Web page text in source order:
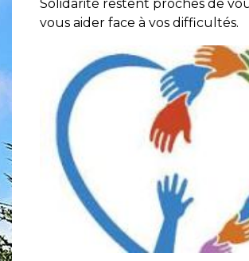
Solidarité restent proches de
vous aider face à vos difficultés.